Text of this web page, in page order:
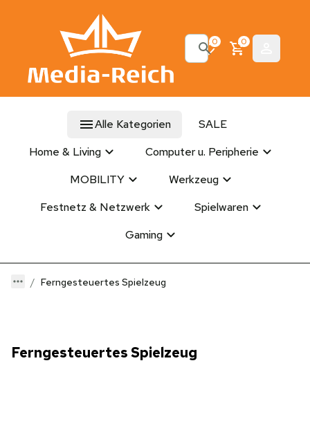
0 0
Alle Kategorien
SALE
Home & Living
Computer u. Peripherie
MOBILITY
Werkzeug
Festnetz & Netzwerk
Spielwaren
Gaming
Ferngesteuertes Spielzeug
Ferngesteuertes Spielzeug